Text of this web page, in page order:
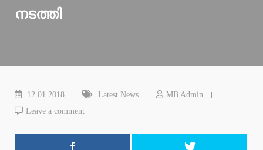
നടത്തി
12.01.2018 Latest News
MB Admin
Leave a comment